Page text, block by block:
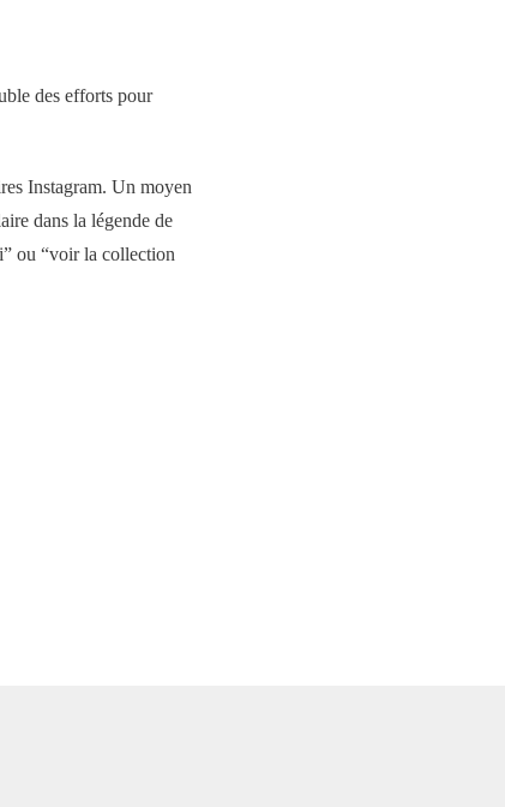
des efforts pour
Instagram. Un moyen
dans la légende de
ou “voir la collection